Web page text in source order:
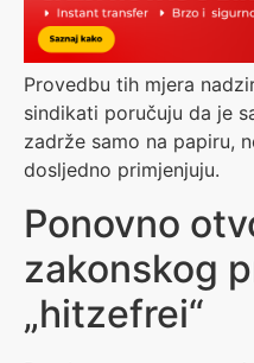
Provedbu tih mjera
sindikati poručuju da je
zadrže samo na papiru,
dosljedno primjenjuju.
Ponovno
zakonskog
„hitzefrei“